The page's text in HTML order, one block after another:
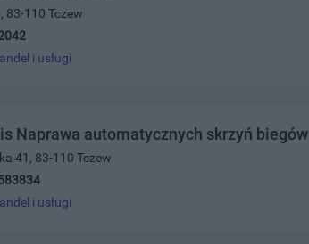
83-110 Tczew
i usługi
Naprawa automatycznych skrzyń biegów
41, 83-110 Tczew
i usługi